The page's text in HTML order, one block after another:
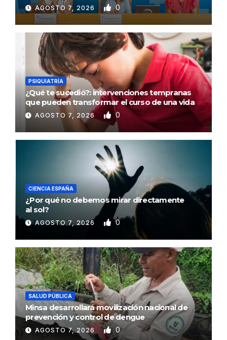
AGOSTO 7, 2026 0
PSIQUIATRÍA
¿Qué te sucedió?: intervenciones tempranas
que pueden transformar el curso de una vida
AGOSTO 7, 2026 0
CIENCIA ESPAÑA
¿Por qué no debemos mirar directamente
al sol?
AGOSTO 7, 2026 0
SALUD PÚBLICA
Minsa desarrollará movilización nacional de
prevención y control de dengue
AGOSTO 7, 2026 0